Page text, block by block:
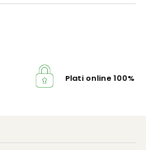
Plati online 100%